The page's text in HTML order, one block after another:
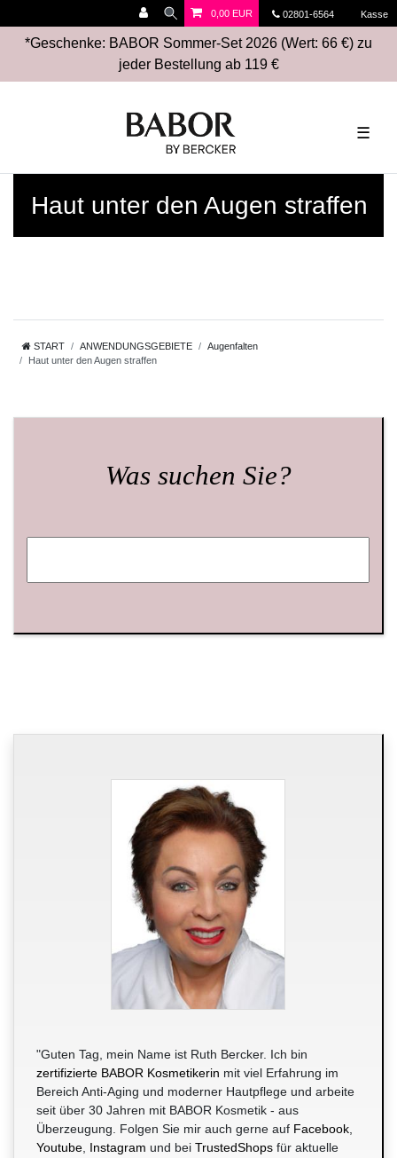
02801-6564 Kasse
0,00 EUR
*Geschenke: BABOR Sommer-Set 2026 (Wert: 66 €) zu
jeder Bestellung ab 119 €
☰
Haut unter den Augen straffen
START ANWENDUNGSGEBIETE
Augenfalten
Haut unter den Augen straffen
Was suchen Sie?
"Guten Tag, mein Name ist Ruth Bercker. Ich bin
zertifizierte BABOR Kosmetikerin mit viel Erfahrung im
Bereich Anti-Aging und moderner Hautpflege und arbeite
seit über 30 Jahren mit BABOR Kosmetik - aus
Überzeugung. Folgen Sie mir auch gerne auf Facebook
Youtube Instagram und bei TrustedShops für aktuelle